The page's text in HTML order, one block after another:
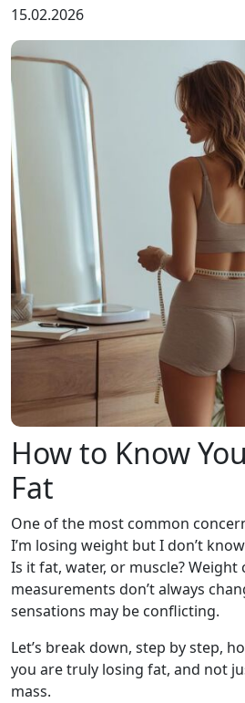
15.02.2026
How to Know
Fat
One of the most common
I’m losing weight but I don’t
Is it fat, water, or muscle? Weight
measurements don’t always
sensations may be conflicting.
Let’s break down, step by step,
you are truly losing fat, and not
mass.